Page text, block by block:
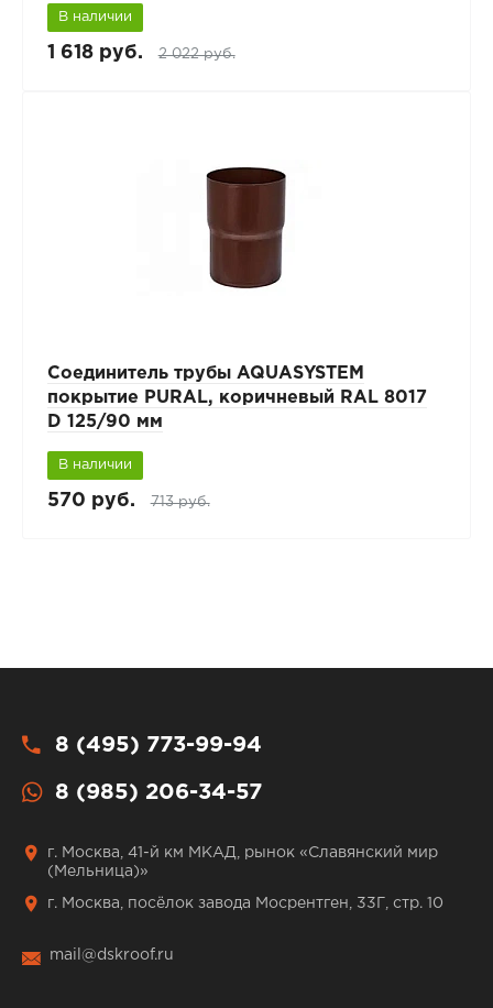
В наличии
1 618 руб. 2 022 руб.
Соединитель трубы AQUASYSTEM
покрытие PURAL, коричневый RAL 8017
D 125/90 мм
В наличии
570 руб. 713 руб.
8 (495) 773-99-94
8 (985) 206-34-57
г. Москва, 41-й км МКАД, рынок «Славянский мир
(Мельница)»
г. Москва, посёлок завода Мосрентген, 33Г, стр. 10
mail@dskroof.ru